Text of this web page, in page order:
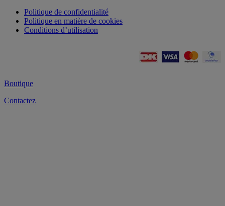
Politique de confidentialité
Politique en matière de cookies
Conditions d’utilisation
Boutique
Contactez